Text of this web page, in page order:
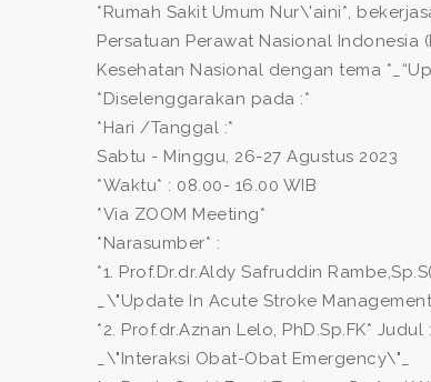
*Rumah Sakit Umum Nur\'aini*,
Persatuan Perawat Nasional Indonesia
Kesehatan Nasional dengan tema
*Diselenggarakan pada :*
*Hari /Tanggal :*
Sabtu - Minggu, 26-27 Agustus 2023
*Waktu* : 08.00- 16.00 WIB
*Via ZOOM Meeting*
*Narasumber* :
*1. Prof.Dr.dr.Aldy Safruddin
_\"Update In Acute Stroke Management
*2. Prof.dr.Aznan Lelo, PhD.Sp.FK* Judul :
_\"Interaksi Obat-Obat Emergency\"_